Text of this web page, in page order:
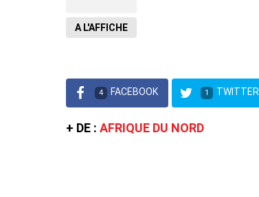
A L'AFFICHE
4 FACEBOOK 1 TWITTER
+ DE : AFRIQUE DU NORD